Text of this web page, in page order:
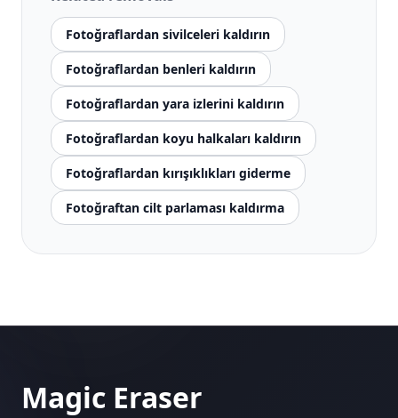
Fotoğraflardan sivilceleri kaldırın
Fotoğraflardan benleri kaldırın
Fotoğraflardan yara izlerini kaldırın
Fotoğraflardan koyu halkaları kaldırın
Fotoğraflardan kırışıklıkları giderme
Fotoğraftan cilt parlaması kaldırma
Magic Eraser